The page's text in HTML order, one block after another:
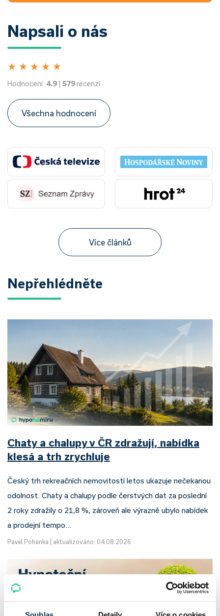
Napsali o nás
★ ★ ★ ★ ★
Hodnocení: 4.9 | 579recenzí
Všechna hodnocení
Více článků
Nepřehlédněte
Chaty a chalupy v ČR zdražují, nabídka
klesá a trh zrychluje
Český trh rekreačních nemovitostí letos ukazuje nečekanou
odolnost. Chaty a chalupy podle čerstvých dat za poslední
2 roky zdražily o 21,8 %, zároveň ale výrazně ubylo nabídek
a prodejní tempo…
Pavel Pohanka aktualizováno: 04.08.2026